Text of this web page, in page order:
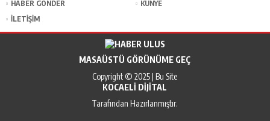
HABER GÖNDER
KÜNYE
İLETİŞİM
MASAÜSTÜ GÖRÜNÜME GEÇ
Copyright © 2025 | Bu Site
KOCAELI DIJITAL
Tarafından Hazırlanmıştır.